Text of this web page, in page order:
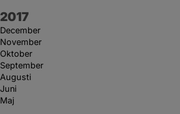
År:
2017
December
November
Oktober
September
Augusti
Juni
Maj